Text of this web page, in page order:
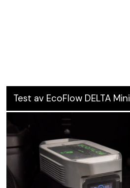
Test av EcoFlow DELTA Mini